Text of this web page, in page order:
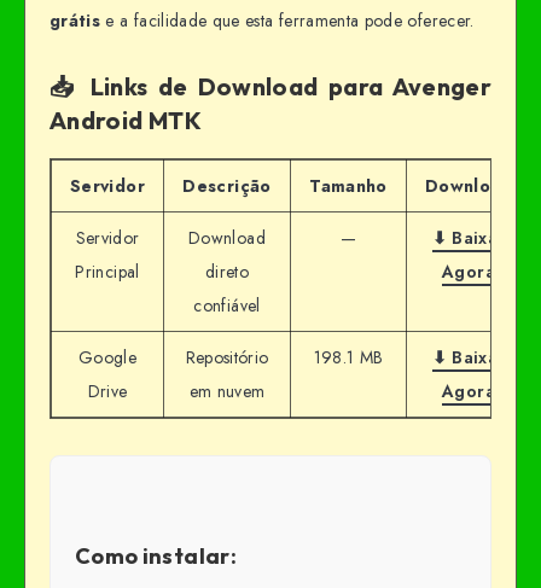
grátis e a facilidade que esta ferramenta pode oferecer.
📥 Links de Download para Avenger
Android MTK
Servidor Descrição Tamanho Download
Servidor
Principal
Download
direto
confiável
—
⬇ Baixar
Agora
Google
Drive
Repositório
em nuvem
198.1 MB
⬇ Baixar
Agora
Como instalar: